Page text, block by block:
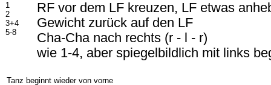
1
2
3+4
5-8
RF vor dem LF kreuzen, LF etwas
Gewicht zurück auf den LF
Cha-Cha nach rechts (r - l - r)
wie 1-4, aber spiegelbildlich mit links
Tanz beginnt wieder von vorne